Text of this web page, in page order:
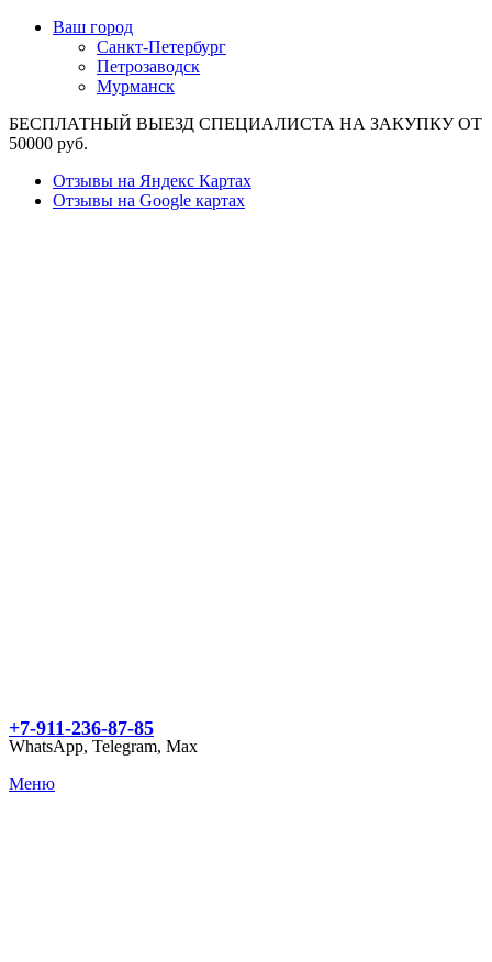
Ваш город
Санкт-Петербург
Петрозаводск
Мурманск
БЕСПЛАТНЫЙ ВЫЕЗД СПЕЦИАЛИСТА НА ЗАКУПКУ ОТ
50000 руб.
Отзывы на Яндекс Картах
Отзывы на Google картах
+7-911-236-87-85
WhatsApp, Telegram, Max
Меню